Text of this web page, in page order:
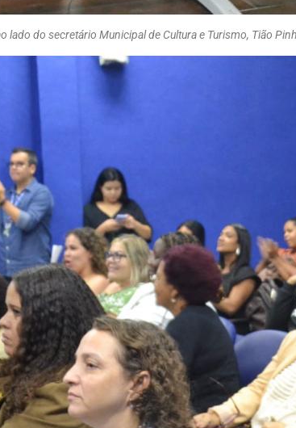
lado do secretário Municipal de Cultura e Turismo, Tião